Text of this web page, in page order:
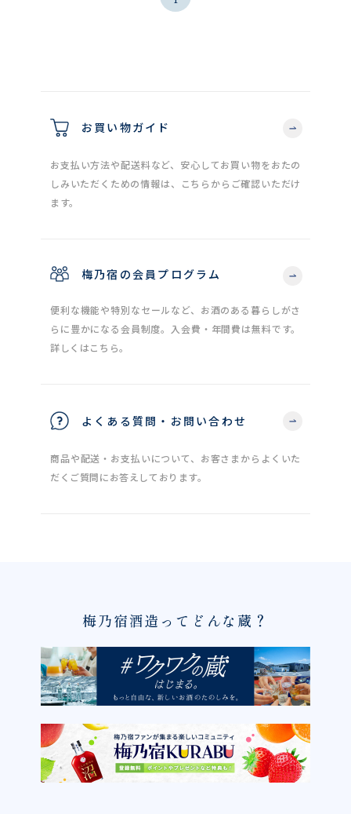
お買い物ガイド
お支払い方法や配送料など、安心してお買い物をおたの
しみいただくための情報は、こちらからご確認いただけ
ます。
梅乃宿の会員プログラム
便利な機能や特別なセールなど、お酒のある暮らしがさ
らに豊かになる会員制度。入会費・年間費は無料です。
詳しくはこちら。
よくある質問・お問い合わせ
商品や配送・お支払いについて、お客さまからよくいた
だくご質問にお答えしております。
梅乃宿酒造ってどんな蔵？